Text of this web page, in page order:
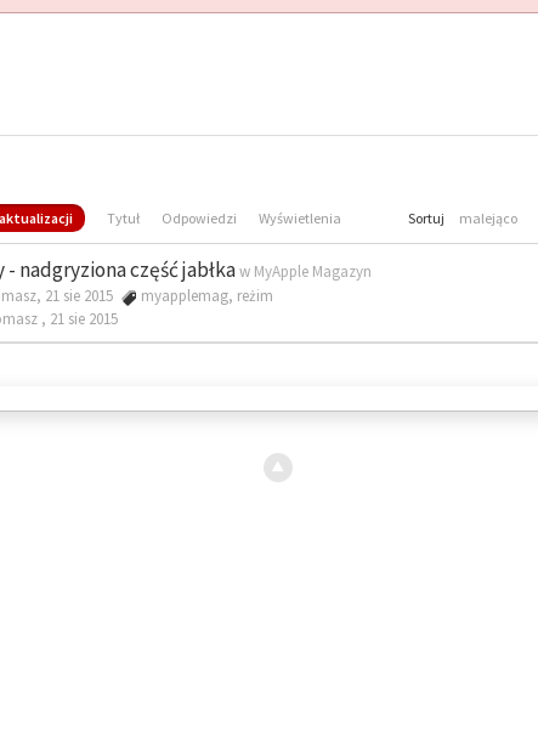
Tytuł Odpowiedzi Wyświetlenia Sortuj malejąco
- nadgryziona część jabłkaw MyApple Magazyn
21 sie 2015
myapplemag, reżim
, 21 sie 2015